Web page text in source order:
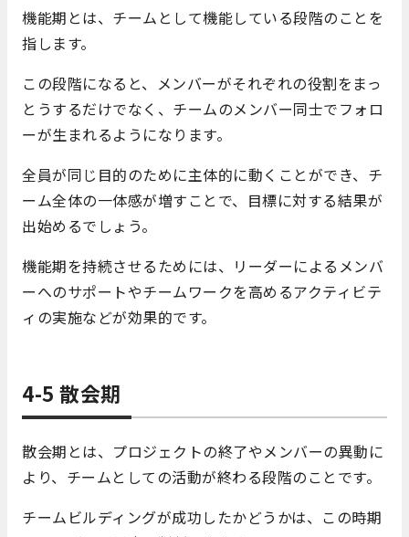
機能期とは、チームとして機能している段階のことを
指します。
この段階になると、メンバーがそれぞれの役割をまっ
とうするだけでなく、チームのメンバー同士でフォロ
ーが生まれるようになります。
全員が同じ目的のために主体的に動くことができ、チ
ーム全体の一体感が増すことで、目標に対する結果が
出始めるでしょう。
機能期を持続させるためには、リーダーによるメンバ
ーへのサポートやチームワークを高めるアクティビテ
ィの実施などが効果的です。
4-5 散会期
散会期とは、プロジェクトの終了やメンバーの異動に
より、チームとしての活動が終わる段階のことです。
チームビルディングが成功したかどうかは、この時期